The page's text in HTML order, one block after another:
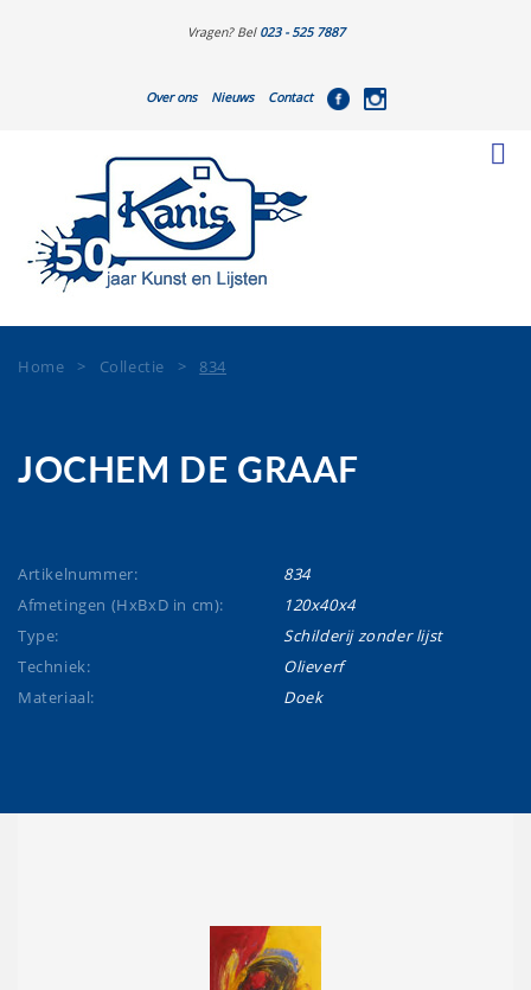
Vragen? Bel 023 - 525 7887
Over ons Nieuws Contact
Home > Collectie > 834
JOCHEM DE GRAAF
Artikelnummer:
834
Afmetingen (HxBxD in cm):
120x40x4
Type:
Schilderij zonder lijst
Techniek:
Olieverf
Materiaal:
Doek